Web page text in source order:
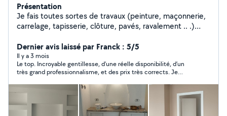
Présentation
Je fais toutes sortes de travaux (peinture, maçonnerie,
carrelage, tapisserie, clôture, pavés, ravalement .. .)
Dernier avis laissé par Franck : 5/5
Il y a 3 mois
Le top. Incroyable gentillesse, d’une réelle disponibilité, d’un
très grand professionnalisme, et des prix très corrects. Je